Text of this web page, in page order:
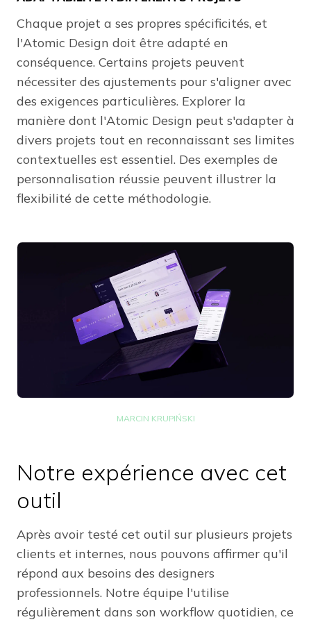
Chaque projet a ses propres spécificités, et
l'Atomic Design doit être adapté en
conséquence. Certains projets peuvent
nécessiter des ajustements pour s'aligner avec
des exigences particulières. Explorer la
manière dont l'Atomic Design peut s'adapter à
divers projets tout en reconnaissant ses limites
contextuelles est essentiel. Des exemples de
personnalisation réussie peuvent illustrer la
flexibilité de cette méthodologie.
MARCIN KRUPIŃSKI
Notre expérience avec cet
outil
Après avoir testé cet outil sur plusieurs projets
clients et internes, nous pouvons affirmer qu'il
répond aux besoins des designers
professionnels. Notre équipe l'utilise
régulièrement dans son workflow quotidien, ce